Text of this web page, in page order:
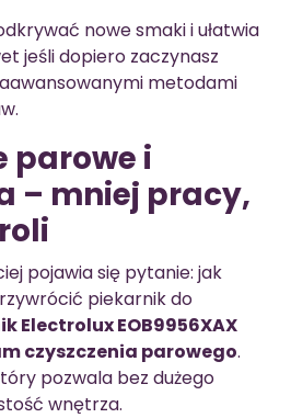
nowe smaki i ułatwia
jeśli dopiero zaczynasz
metodami
parowe i
– mniej pracy,
pojawia się pytanie: jak
piekarnik do
Electrolux EOB9956XAX
czyszczenia parowego.
pozwala bez dużego
wnętrza.